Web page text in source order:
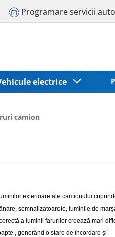
Programare servicii auto
electrice
camion
exterioare ale camionului
semnalizatoarele, luminile de
a luminii farurilor creează mari
, generând o stare de încordare și